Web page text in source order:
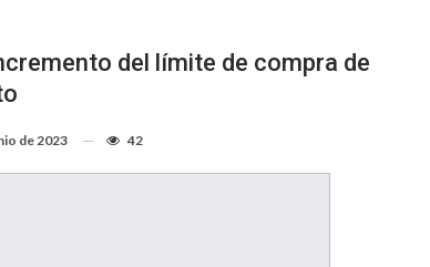
del límite de compra de
de 2023 42